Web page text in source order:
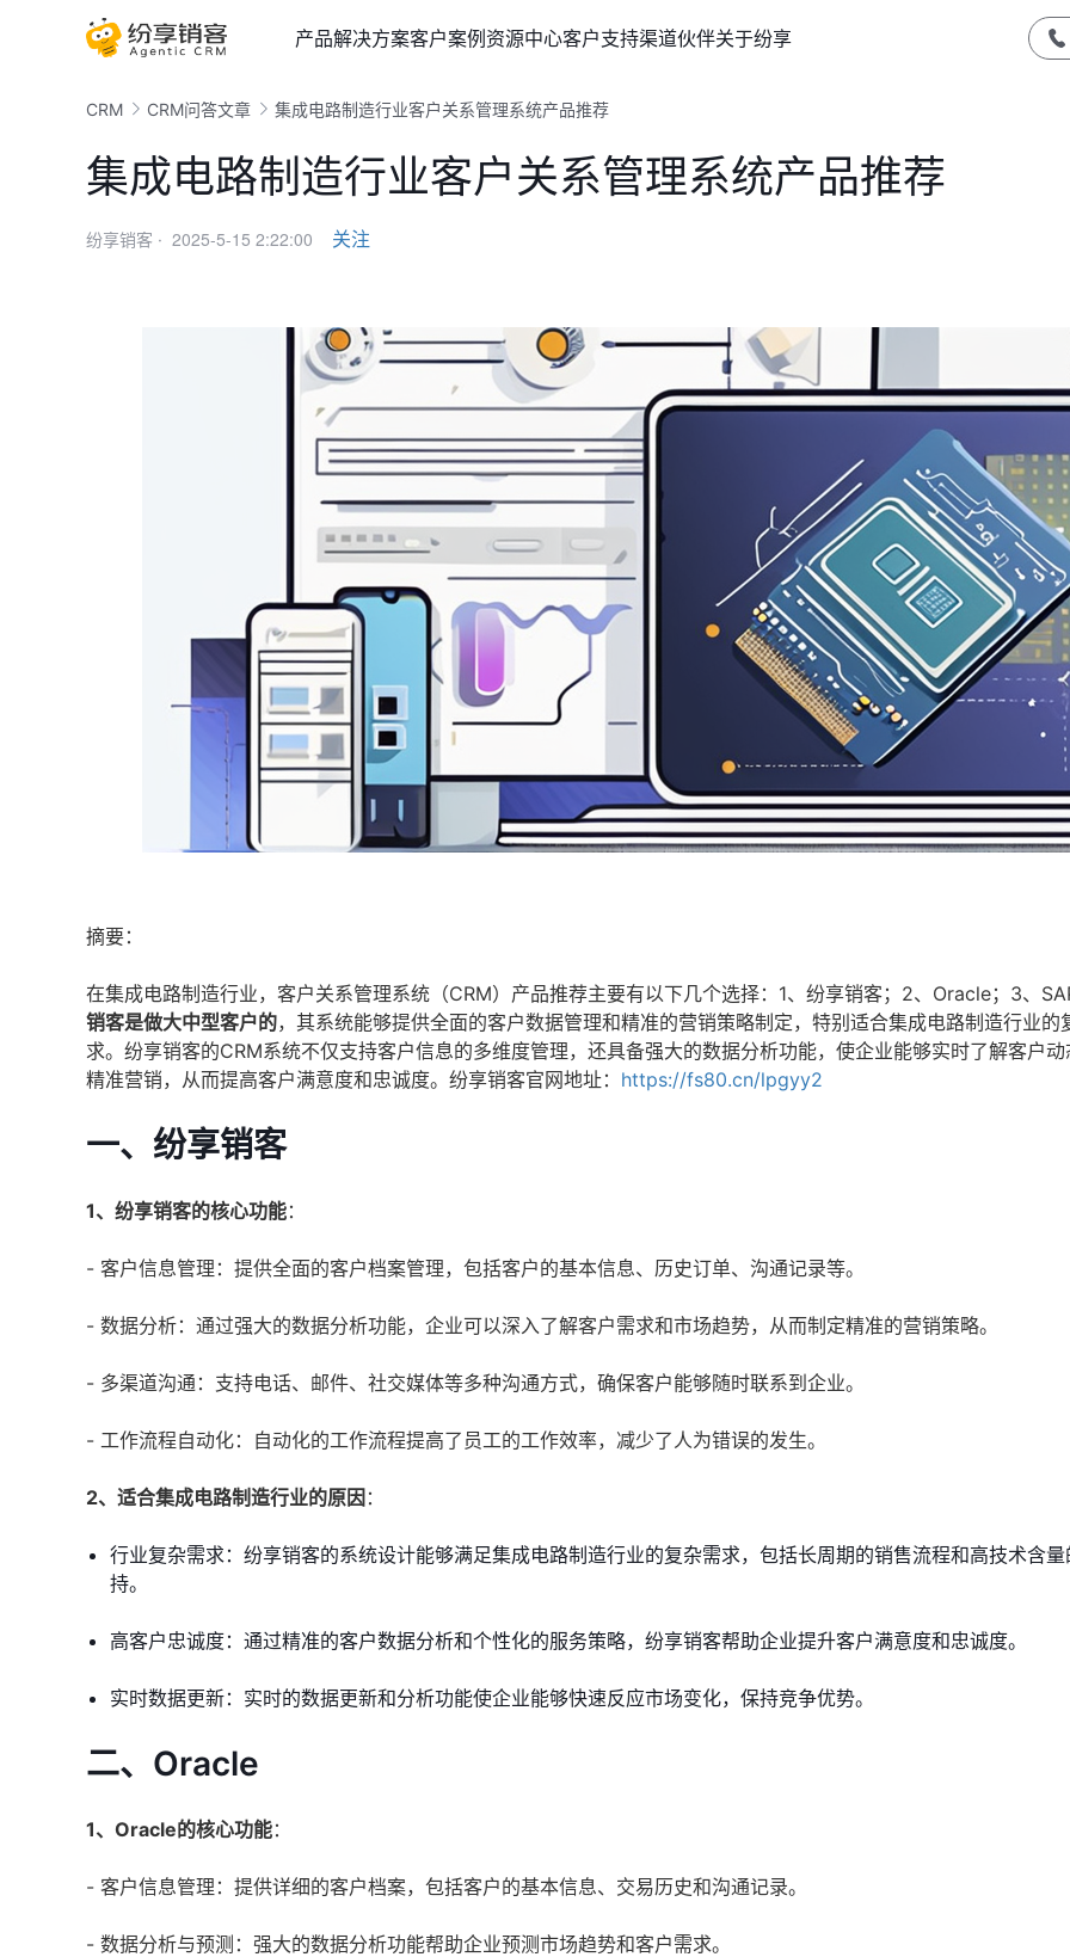
产品解决方案客户案例资源中心客户支持渠道伙伴关于纷享
CRM CRM问答文章 集成电路制造行业客户关系管理系统产品推荐
集成电路制造行业客户关系管理系统产品推荐
纷享销客 · 2025-5-15 2:22:00 关注
摘要：
在集成电路制造行业，客户关系管理系统（CRM）产品推荐主要有以下几个选择：1、纷享销客；2、Oracle；3、
销客是做大中型客户的，其系统能够提供全面的客户数据管理和精准的营销策略制定，特别适合集成电路制造行业的
求。纷享销客的CRM系统不仅支持客户信息的多维度管理，还具备强大的数据分析功能，使企业能够实时了解客户
精准营销，从而提高客户满意度和忠诚度。纷享销客官网地址： https://fs80.cn/lpgyy2
一、纷享销客
1、纷享销客的核心功能：
- 客户信息管理：提供全面的客户档案管理，包括客户的基本信息、历史订单、沟通记录等。
- 数据分析：通过强大的数据分析功能，企业可以深入了解客户需求和市场趋势，从而制定精准的营销策略。
- 多渠道沟通：支持电话、邮件、社交媒体等多种沟通方式，确保客户能够随时联系到企业。
- 工作流程自动化：自动化的工作流程提高了员工的工作效率，减少了人为错误的发生。
2、适合集成电路制造行业的原因 ：
行业复杂需求：纷享销客的系统设计能够满足集成电路制造行业的复杂需求，包括长周期的销售流程和高技术含量
持。
高客户忠诚度：通过精准的客户数据分析和个性化的服务策略，纷享销客帮助企业提升客户满意度和忠诚度。
实时数据更新：实时的数据更新和分析功能使企业能够快速反应市场变化，保持竞争优势。
二、Oracle
1、Oracle的核心功能：
- 客户信息管理：提供详细的客户档案，包括客户的基本信息、交易历史和沟通记录。
- 数据分析与预测：强大的数据分析功能帮助企业预测市场趋势和客户需求。